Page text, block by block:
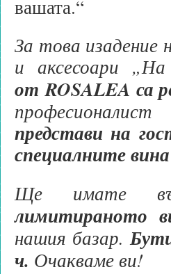
вашата.“
За това изадение
и аксесоари
от ROSALEA са
представи на
специалните
Ще имате
лимитираното
нашия базар.
ч. Очакваме ви!